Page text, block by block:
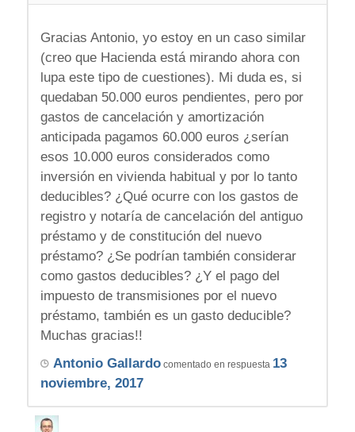
Gracias Antonio, yo estoy en un caso similar
(creo que Hacienda está mirando ahora con
lupa este tipo de cuestiones). Mi duda es, si
quedaban 50.000 euros pendientes, pero por
gastos de cancelación y amortización
anticipada pagamos 60.000 euros ¿serían
esos 10.000 euros considerados como
inversión en vivienda habitual y por lo tanto
deducibles? ¿Qué ocurre con los gastos de
registro y notaría de cancelación del antiguo
préstamo y de constitución del nuevo
préstamo? ¿Se podrían también considerar
como gastos deducibles? ¿Y el pago del
impuesto de transmisiones por el nuevo
préstamo, también es un gasto deducible?
Muchas gracias!!
Antonio Gallardocomentado en respuesta 13
noviembre, 2017